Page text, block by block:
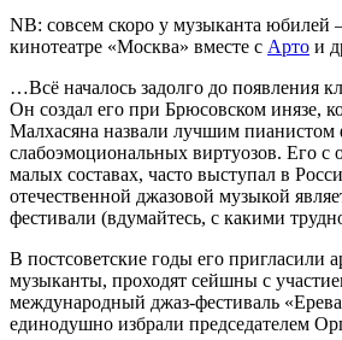
NB: совсем скоро у музыканта юбилей
кинотеатре «Москва» вместе с Арто и
…Всё началось задолго до появления
Он создал его при Брюсовском инязе,
Малхасяна назвали лучшим пианистом
слабоэмоциональных виртуозов. Его
малых составах, часто выступал в
отечественной джазовой музыкой
фестивали (вдумайтесь, с какими
В постсоветские годы его пригласили
музыканты, проходят сейшны с
международный джаз-фестиваль
единодушно избрали председателем